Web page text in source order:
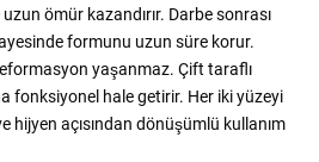
ömür kazandırır. Darbe sonrası
formunu uzun süre korur.
yaşanmaz. Çift taraflı
fonksiyonel hale getirir. Her iki yüzeyi
hijyen açısından dönüşümlü kullanım